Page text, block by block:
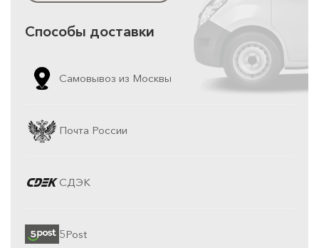
Способы доставки
Самовывоз из Москвы
Почта России
СДЭК
5Post